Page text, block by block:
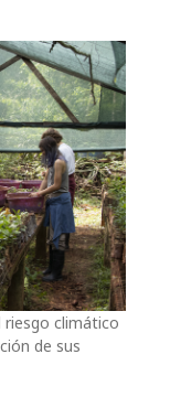
riesgo climático
de sus